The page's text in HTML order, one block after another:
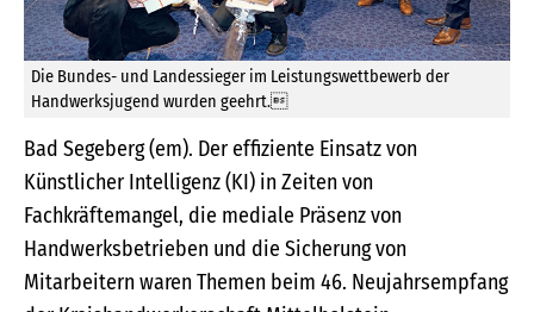
Die Bundes- und Landessieger im Leistungswettbewerb der
Handwerksjugend wurden geehrt.
Bad Segeberg (em). Der effiziente Einsatz von
Künstlicher Intelligenz (KI) in Zeiten von
Fachkräftemangel, die mediale Präsenz von
Handwerksbetrieben und die Sicherung von
Mitarbeitern waren Themen beim 46. Neujahrsempfang